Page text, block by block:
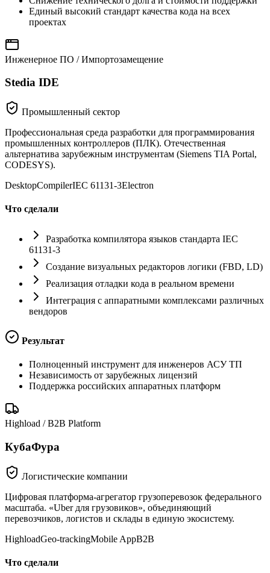
Единый высокий стандарт качества кода на всех
проектах
Инженерное ПО / Импортозамещение
Stedia IDE
Промышленный сектор
Профессиональная среда разработки для программирования
промышленных контроллеров (ПЛК). Отечественная
альтернатива зарубежным инструментам (Siemens TIA Portal,
CODESYS).
DesktopCompilerIEC 61131-3Electron
Что сделали
Разработка компилятора языков стандарта IEC
61131-3
Создание визуальных редакторов логики (FBD, LD)
Реализация отладки кода в реальном времени
Интеграция с аппаратными комплексами различных
вендоров
Результат
Полноценный инструмент для инженеров АСУ ТП
Независимость от зарубежных лицензий
Поддержка российских аппаратных платформ
Highload / B2B Platform
КубаФура
Логистические компании
Цифровая платформа-агрегатор грузоперевозок федерального
масштаба. «Uber для грузовиков», объединяющий
перевозчиков, логистов и склады в единую экосистему.
HighloadGeo-trackingMobile AppB2B
Что сделали